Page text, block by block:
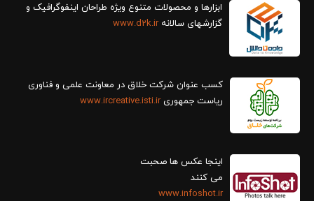
ابزارها و محصولات متنوع ویژه طراحان اینفوگرافیک و
گزارش‎های سالانه
www.d2k.ir
کسب عنوان شرکت خلاق در معاونت علمی و فناوری
ریاست جمهوریwww.ircreative.isti.ir
اینجا عکس ها صحبت
می کنند
www.infoshot.ir